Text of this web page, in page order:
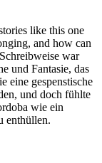
like this one
and how can
war
und Fantasie, das
eine gespenstische
und doch fühlte
wie ein
enthüllen.